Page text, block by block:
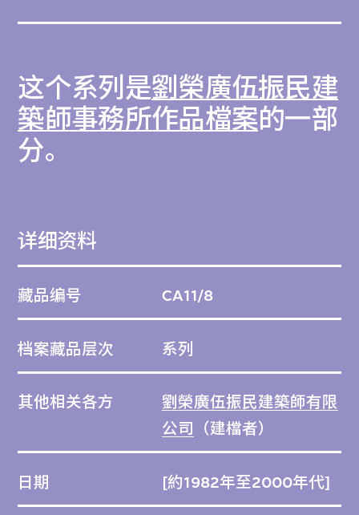
繁忙的貨櫃港，鞏固了這座城市自1960年代
起發展的貨櫃運輸業。物流中心最重要的創新
設計在於其連成一體的通道網絡，尤其是它的
巨型坡道、寬闊的停泊區和室內行車道，讓貨
分運用土地。物流中心位處密集的都市網絡之
中，平均每天有八千架車輛到訪，除設有恆溫
倉庫和辦公室，還有郵局、便利店、休閒設施
和會議場地。這個項目在功能、設計等各方面
都有別於世界各地低密度的物流設施。
這系列作品包括近70幅掃描建築繪圖，全面
紀錄物流中心的設計；另有約20張大樓落成
後的數碼和實體照片。
这个系列是劉榮廣伍振民建
築師事務所作品檔案的一部
分。
详细资料
藏品编号 CA11/8
档案藏品层次 系列
其他相关各方
劉榮廣伍振民建築師有限
公司
（建檔者）
日期 [約1982年至2000年代]